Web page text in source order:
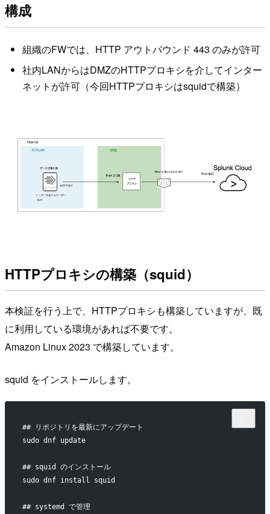
構成
組織のFWでは、HTTP アウトバウンド 443 のみが許可
社内LANからはDMZのHTTPプロキシを介してインター
ネットが許可（今回HTTPプロキシはsquidで構築）
HTTPプロキシの構築（squid）
本検証を行う上で、HTTPプロキシも構築していますが、既
に利用している環境があれば不要です。
Amazon Linux 2023 で構築しています。
squid をインストールします。
## リポジトリを最新にアップデート
sudo dnf update
## squid のインストール
sudo dnf install squid
## systemd で管理